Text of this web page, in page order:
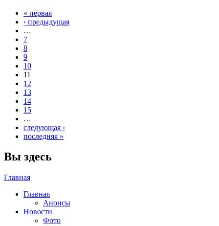
« первая
‹ предыдущая
…
7
8
9
10
11
12
13
14
15
…
следующая ›
последняя »
Вы здесь
Главная
Главная
Анонсы
Новости
Фото